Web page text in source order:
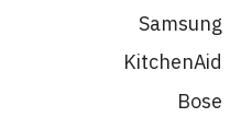
Samsung
KitchenAid
Bose